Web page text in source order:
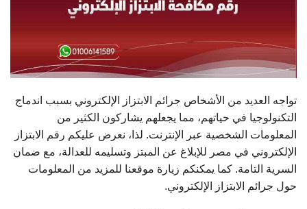
تواجه العديد من الأشخاص جرائم الابتزاز الإلكتروني بسبب اندماج
التكنولوجيا في حياتهم، مما يجعلهم يشاركون الكثير من
المعلومات الشخصية عبر الإنترنت. لذا، نعرض عليكم رقم الابتزاز
الإلكتروني في مصر للإبلاغ عن المبتز وتسليمه للعدالة، مع ضمان
السرية التامة. كما يمكنكم زيارة موقعنا للمزيد من المعلومات
حول جرائم الابتزاز الإلكتروني.